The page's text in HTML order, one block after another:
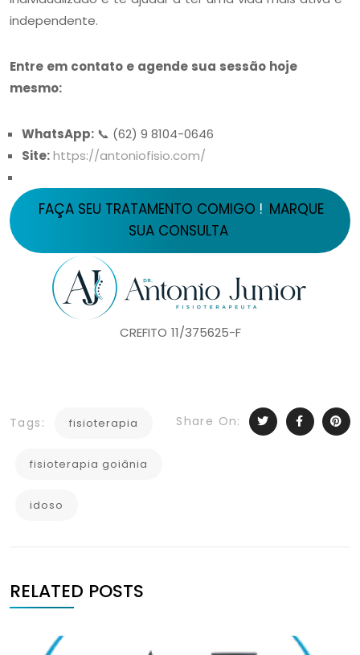
independente.
Entre em contato e agende sua sessão hoje
mesmo:
WhatsApp: 📞 (62) 9 8104-0646
Site:https://antoniofisio.com/
FAÇA SEU TRATAMENTO COMIGO ! MARQUE
SUA CONSULTA
CREFITO 11/375625-F
Tags: fisioterapia
fisioterapia goiânia
idoso
Share On:
RELATED POSTS